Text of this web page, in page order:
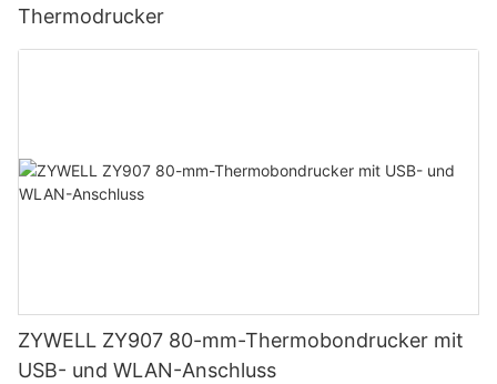
Thermodrucker
ZYWELL ZY907 80-mm-Thermobondrucker mit
USB- und WLAN-Anschluss